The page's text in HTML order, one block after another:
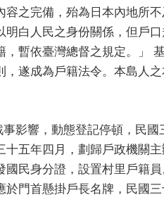
之完備，殆為日本內地所不
明白人民之身份關係，但戶
，暫依臺灣總督之規定。」
，遂成為戶籍法令。本島人
響，動態登記停頓，民國
十五年四月，劃歸戶政機關
國民身分證，設置村里戶籍
於門首懸掛戶長名牌，民國